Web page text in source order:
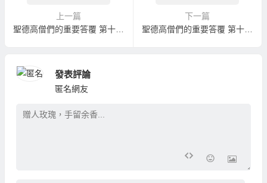
上一篇
聖德高僧們的重要答覆 第十二道答案
下一篇
聖德高僧們的重要答覆 第十四道答案
發表評論
匿名網友